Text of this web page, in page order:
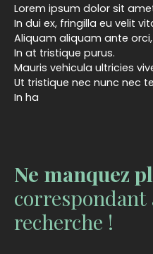
Lorem ipsum dolor sit
In dui ex, fringilla eu velit
Aliquam aliquam ante
In at tristique purus.
Mauris vehicula ultricies
Ut tristique nec nunc nec
In ha
Ne manquez
correspondant
recherche !